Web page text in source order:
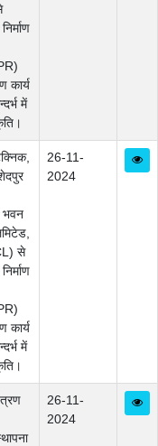
कार्य
में
भवन
से
कार्य
में
26-11-
2024
26-11-
2024